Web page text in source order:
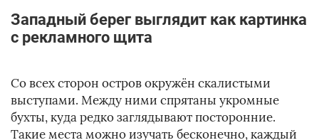
Западный берег выглядит как картинка
с рекламного щита
Со всех сторон остров окружён скалистыми
выступами. Между ними спрятаны укромные
бухты, куда редко заглядывают посторонние.
Такие места можно изучать бесконечно, каждый